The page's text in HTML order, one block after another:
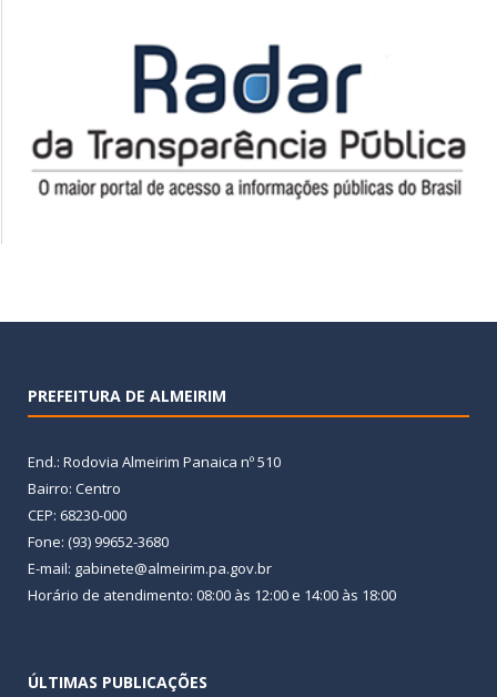
PREFEITURA DE ALMEIRIM
End.: Rodovia Almeirim Panaica nº 510
Bairro: Centro
CEP: 68230-000
Fone: (93) 99652-3680
E-mail: gabinete@almeirim.pa.gov.br
Horário de atendimento: 08:00 às 12:00 e 14:00 às 18:00
ÚLTIMAS PUBLICAÇÕES